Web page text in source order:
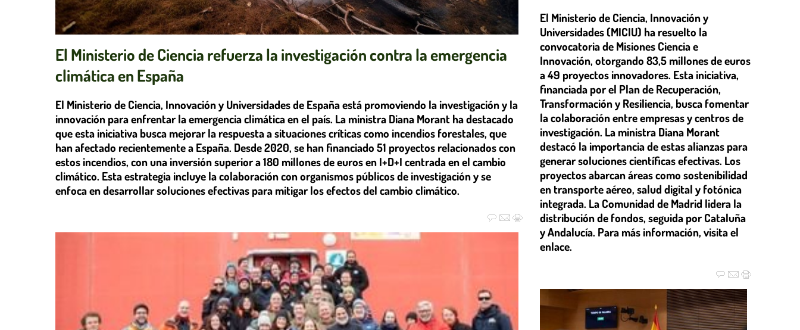
El Ministerio de Ciencia refuerza la investigación contra la emergencia
climática en España
El Ministerio de Ciencia, Innovación y Universidades de España está promoviendo la investigación y la
innovación para enfrentar la emergencia climática en el país. La ministra Diana Morant ha destacado
que esta iniciativa busca mejorar la respuesta a situaciones críticas como incendios forestales, que
han afectado recientemente a España. Desde 2020, se han financiado 51 proyectos relacionados con
estos incendios, con una inversión superior a 180 millones de euros en I+D+I centrada en el cambio
climático. Esta estrategia incluye la colaboración con organismos públicos de investigación y se
enfoca en desarrollar soluciones efectivas para mitigar los efectos del cambio climático.
El Ministerio de Ciencia, Innovación y
Universidades (MICIU) ha resuelto la
convocatoria de Misiones Ciencia e
Innovación, otorgando 83,5 millones de euros
a 49 proyectos innovadores. Esta iniciativa,
financiada por el Plan de Recuperación,
Transformación y Resiliencia, busca fomentar
la colaboración entre empresas y centros de
investigación. La ministra Diana Morant
destacó la importancia de estas alianzas para
generar soluciones científicas efectivas. Los
proyectos abarcan áreas como sostenibilidad
en transporte aéreo, salud digital y fotónica
integrada. La Comunidad de Madrid lidera la
distribución de fondos, seguida por Cataluña
y Andalucía. Para más información, visita el
enlace.